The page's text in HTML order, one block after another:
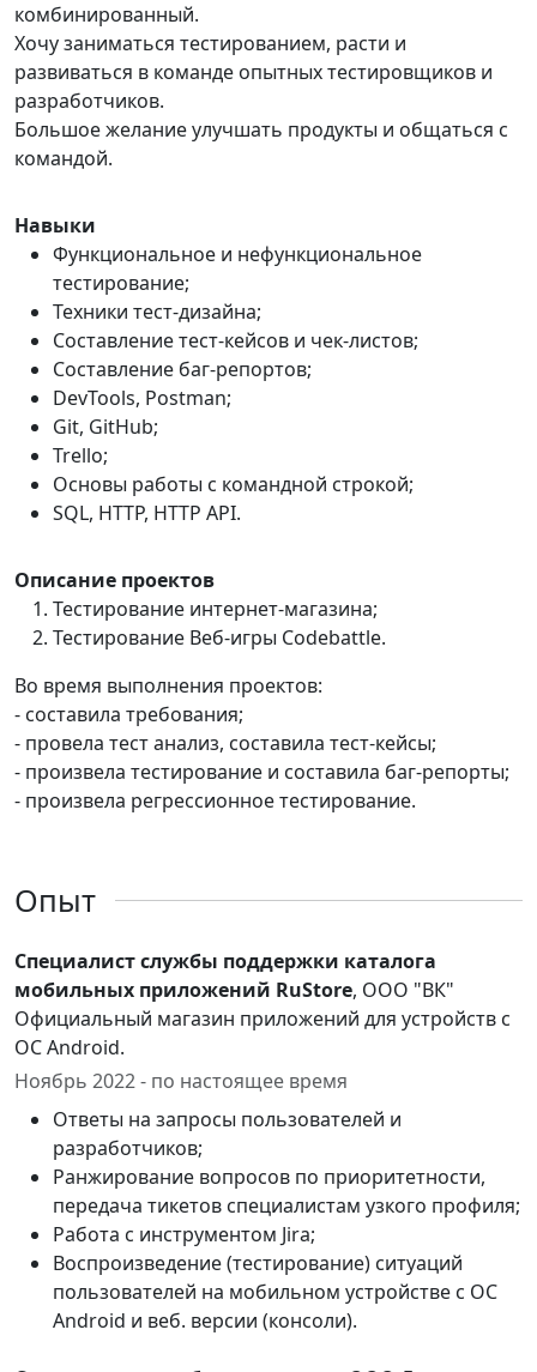
комбинированный.
Хочу заниматься тестированием, расти и
развиваться в команде опытных тестировщиков и
разработчиков.
Большое желание улучшать продукты и общаться с
командой.
Навыки
Функциональное и нефункциональное
тестирование;
Техники тест-дизайна;
Составление тест-кейсов и чек-листов;
Составление баг-репортов;
DevTools, Postman;
Git, GitHub;
Trello;
Основы работы с командной строкой;
SQL, HTTP, HTTP API.
Описание проектов
Тестирование интернет-магазина;
Тестирование Веб-игры Codebattle.
Во время выполнения проектов:
- составила требования;
- провела тест анализ, составила тест-кейсы;
- произвела тестирование и составила баг-репорты;
- произвела регрессионное тестирование.
Опыт
Специалист службы поддержки каталога
мобильных приложений RuStore, ООО "ВК"
Официальный магазин приложений для устройств с
ОС Android.
Ноябрь 2022 - по настоящее время
Ответы на запросы пользователей и
разработчиков;
Ранжирование вопросов по приоритетности,
передача тикетов специалистам узкого профиля;
Работа c инструментом Jira;
Воспроизведение (тестирование) ситуаций
пользователей на мобильном устройстве с ОС
Android и веб. версии (консоли).